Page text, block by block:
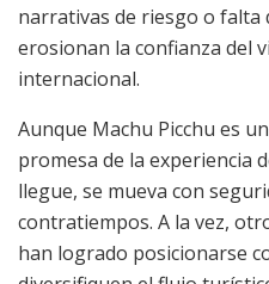
narrativas de riesgo o falta
erosionan la confianza del
internacional.
Aunque Machu Picchu es
promesa de la experiencia
llegue, se mueva con
contratiempos. A la vez,
han logrado posicionarse